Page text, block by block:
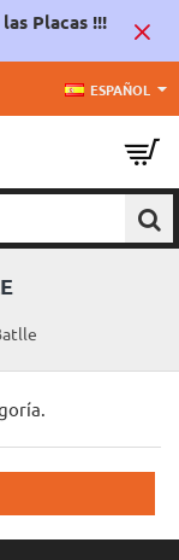
Placas !!!
ESPAÑOL